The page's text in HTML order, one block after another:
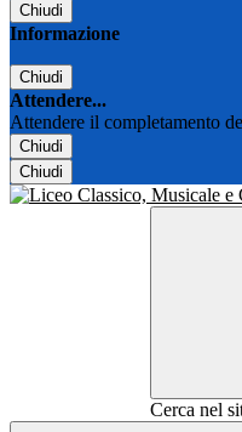
Chiudi
Informazione
Chiudi
Attendere...
Attendere il completamento
Chiudi
Chiudi
Cerca nel